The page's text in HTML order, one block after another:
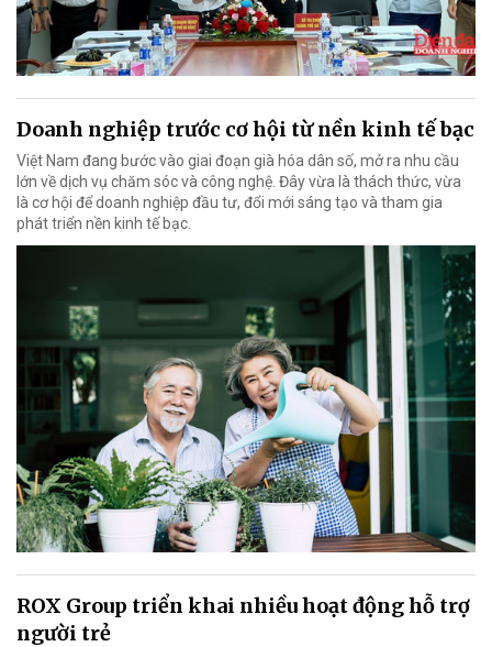
Doanh nghiệp trước cơ hội từ nền kinh tế bạc
Việt Nam đang bước vào giai đoạn già hóa dân số, mở ra nhu cầu
lớn về dịch vụ chăm sóc và công nghệ. Đây vừa là thách thức, vừa
là cơ hội để doanh nghiệp đầu tư, đổi mới sáng tạo và tham gia
phát triển nền kinh tế bạc.
ROX Group triển khai nhiều hoạt động hỗ trợ
người trẻ